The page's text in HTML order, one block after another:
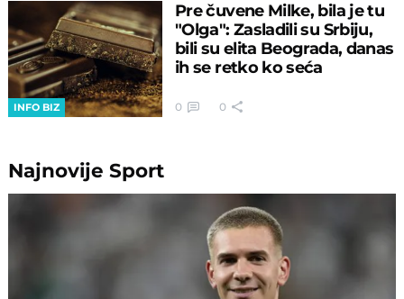
INFO BIZ
Pre čuvene Milke, bila je tu
"Olga": Zasladili su Srbiju,
bili su elita Beograda, danas
ih se retko ko seća
0 0
NajnovijeSport